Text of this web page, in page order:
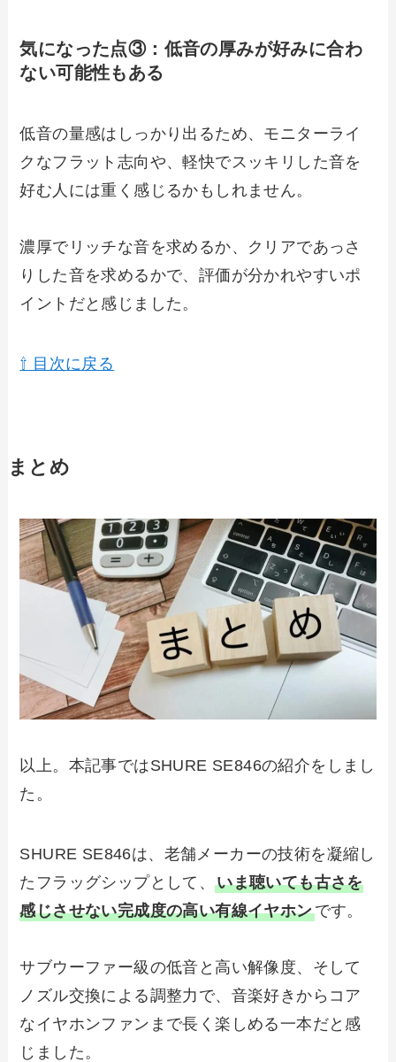
気になった点③： 低音の厚みが好みに合わ
ない可能性もある
低音の量感はしっかり出るため、モニターライ
クなフラット志向や、軽快でスッキリした音を
好む人には重く感じるかもしれません。
濃厚でリッチな音を求めるか、クリアであっさ
りした音を求めるかで、評価が分かれやすいポ
イントだと感じました。
⇧ 目次に戻る
まとめ
以上。本記事ではSHURE SE846の紹介をしまし
た。
SHURE SE846は、老舗メーカーの技術を凝縮し
たフラッグシップとして、いま聴いても古さを
感じさせない完成度の高い有線イヤホンです。
サブウーファー級の低音と高い解像度、そして
ノズル交換による調整力で、音楽好きからコア
なイヤホンファンまで長く楽しめる一本だと感
じました。